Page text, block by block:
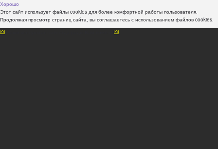
Хорошо
Этот сайт использует файлы cookies для более комфортной работы пользователя.
Продолжая просмотр страниц сайта, вы соглашаетесь с использованием файлов cookies.